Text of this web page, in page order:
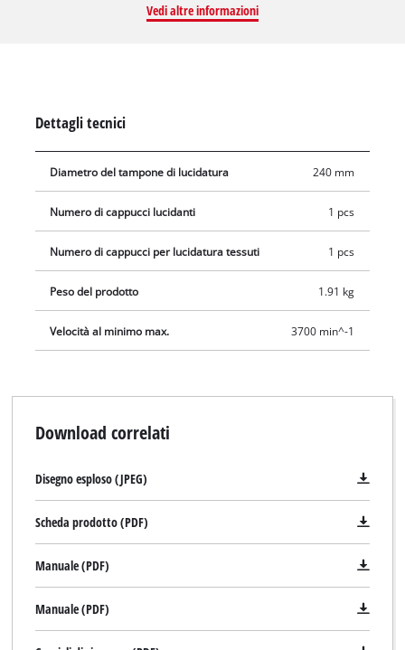
rifinitura e conferisce duratura brillantezza alla superficie
Vedi altre informazioni
Dettagli tecnici
Diametro del tampone di lucidatura 240 mm
Numero di cappucci lucidanti 1 pcs
Numero di cappucci per lucidatura tessuti 1 pcs
Peso del prodotto 1.91 kg
Velocità al minimo max. 3700 min^-1
Download correlati
Disegno esploso (JPEG)
Scheda prodotto (PDF)
Manuale (PDF)
Manuale (PDF)